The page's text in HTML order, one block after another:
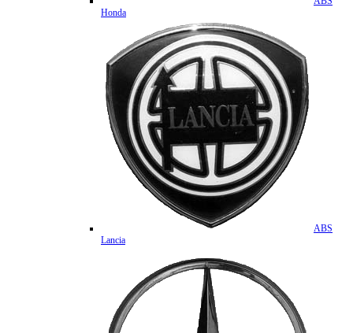
Honda
ABS
Lancia